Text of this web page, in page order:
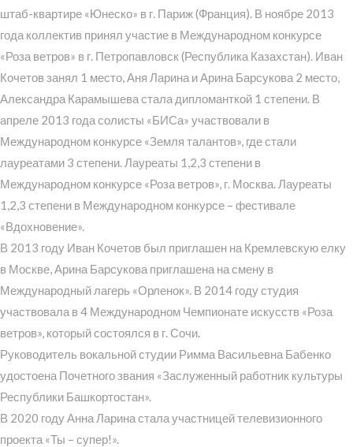
штаб-квартире «Юнеско» в г. Париж (Франция). В ноябре 2013
года коллектив принял участие в Международном конкурсе
«Роза ветров» в г. Петропавловск (Республика Казахстан). Иван
Кочетов занял 1 место, Аня Ларина и Арина Барсукова 2 место,
Александра Карамышева стала дипломанткой 1 степени. В
апреле 2013 года солисты «БИСа» участвовали в
Международном конкурсе «Земля талантов», где стали
лауреатами 3 степени. Лауреаты 1,2,3 степени в
Международном конкурсе «Роза ветров», г. Москва. Лауреаты
1,2,3 степени в Международном конкурсе – фестивале
«Вдохновение».
В 2013 году Иван Кочетов был приглашен на Кремлевскую елку
в Москве, Арина Барсукова приглашена на смену в
Международный лагерь «Орленок». В 2014 году студия
участвовала в 4 Международном Чемпионате искусств «Роза
ветров», который состоялся в г. Сочи.
Руководитель вокальной студии Римма Васильевна Бабенко
удостоена Почетного звания «Заслуженный работник культуры
Республики Башкортостан».
В 2020 году Анна Ларина стала участницей телевизионного
проекта «Ты – супер!».